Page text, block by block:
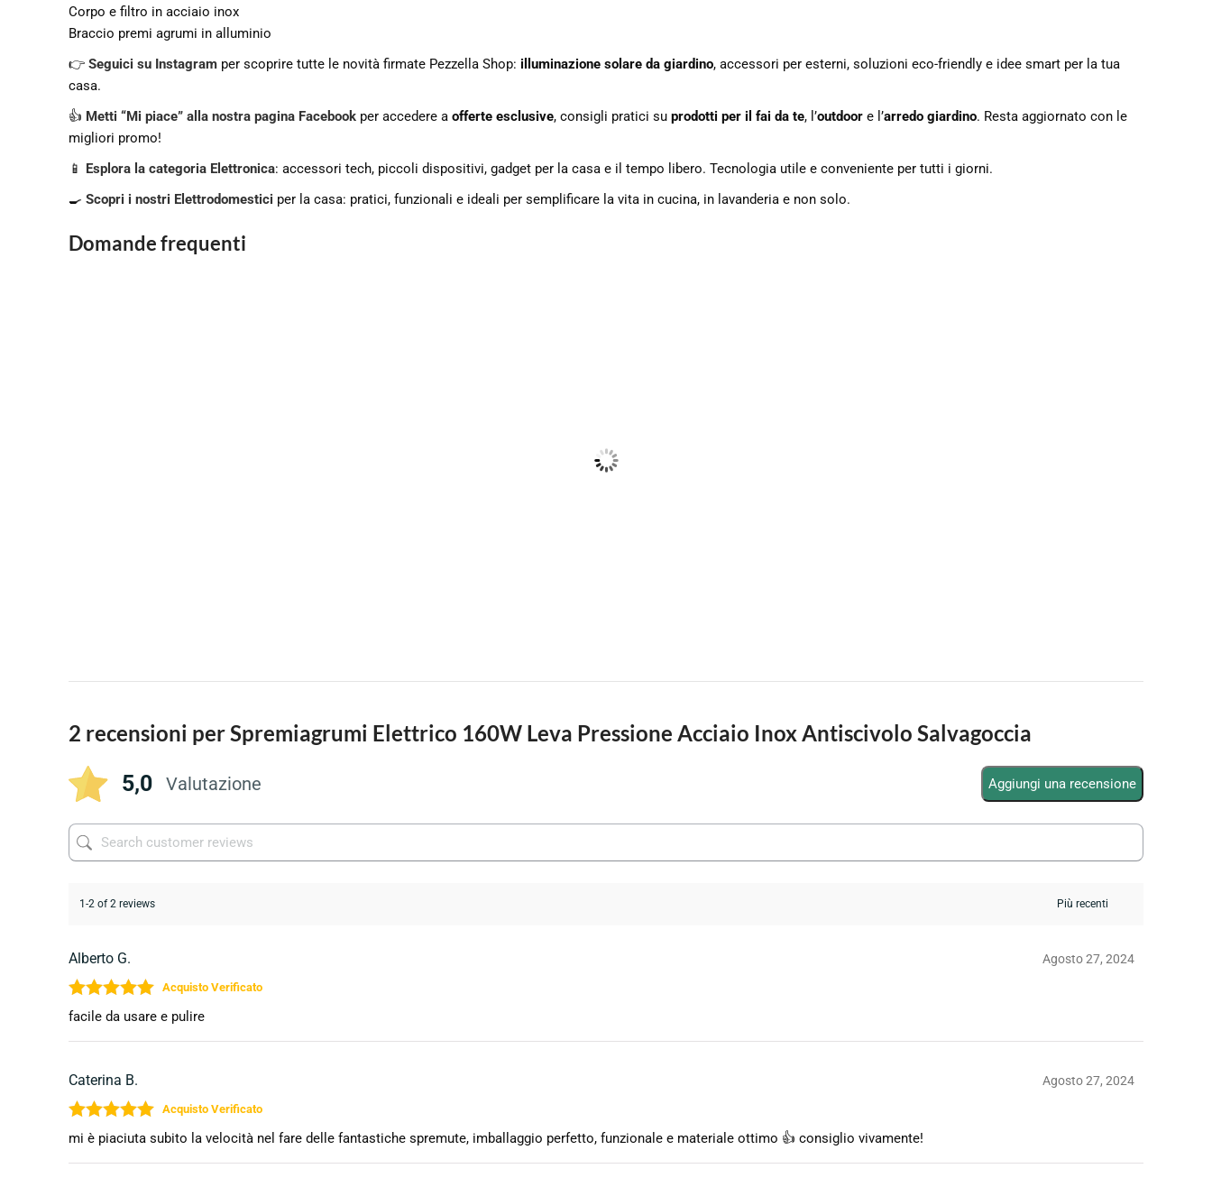
Corpo e filtro in acciaio inox
Braccio premi agrumi in alluminio
👉 Seguici su Instagram per scoprire tutte le novità firmate Pezzella Shop: illuminazione solare da giardino, accessori per esterni, soluzioni eco-friendly e idee smart per la tua
casa.
👍 Metti “Mi piace” alla nostra pagina Facebook per accedere a offerte esclusive, consigli pratici su prodotti per il fai da te, l’outdoor e l’arredo giardino. Resta aggiornato con le
migliori promo!
📱 Esplora la categoria Elettronica: accessori tech, piccoli dispositivi, gadget per la casa e il tempo libero. Tecnologia utile e conveniente per tutti i giorni.
🍳 Scopri i nostri Elettrodomestici per la casa: pratici, funzionali e ideali per semplificare la vita in cucina, in lavanderia e non solo.
Domande frequenti
2 recensioni perSpremiagrumi Elettrico 160W Leva Pressione Acciaio Inox Antiscivolo Salvagoccia
5,0
Valutazione Aggiungi una recensione
1-2 of 2 reviews
Alberto G. Agosto 27, 2024
Valutato5su 5
facile da usare e pulire
Caterina B. Agosto 27, 2024
Valutato5su 5
mi è piaciuta subito la velocità nel fare delle fantastiche spremute, imballaggio perfetto, funzionale e materiale ottimo 👍 consiglio vivamente!